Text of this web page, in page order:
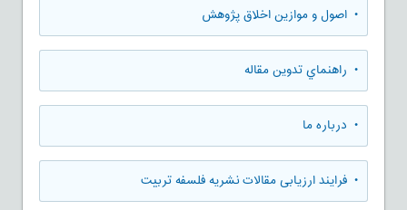
• اصول و موازین اخلاق پژوهش
• راهنماي تدوين مقاله
• درباره ما
• فرایند ارزیابی مقالات نشریه فلسفه تربیت